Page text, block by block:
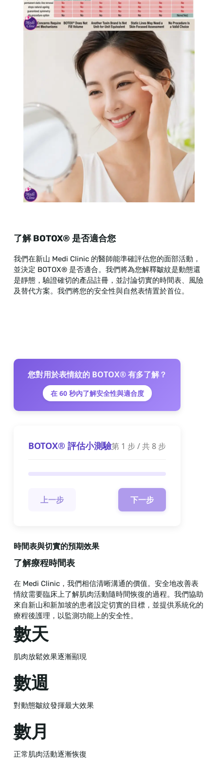
了解 BOTOX® 是否適合您
我們在新山 Medi Clinic 的醫師能準確評估您的面部活動，
並決定 BOTOX® 是否適合。我們將為您解釋皺紋是動態還
是靜態，驗證確切的產品註冊，並討論切實的時間表、風險
及替代方案。我們將您的安全性與自然表情置於首位。
您對用於表情紋的 BOTOX® 有多了解？
在 60 秒內了解安全性與適合度
BOTOX® 評估小測驗第 1 步 / 共 8 步
上一步 下一步
時間表與切實的預期效果
了解療程時間表
在 Medi Clinic，我們相信清晰溝通的價值。安全地改善表
情紋需要臨床上了解肌肉活動隨時間恢復的過程。我們協助
來自新山和新加坡的患者設定切實的目標，並提供系統化的
療程後護理，以監測功能上的安全性。
數天
肌肉放鬆效果逐漸顯現
數週
對動態皺紋發揮最大效果
數月
正常肌肉活動逐漸恢復